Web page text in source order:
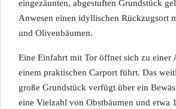
eingezäunten, abgestuften Grundstück
Anwesen einen idyllischen Rückzugsort
und Olivenbäumen.
Eine Einfahrt mit Tor öffnet sich zu einer
einem praktischen Carport führt. Das
große Grundstück verfügt über ein
eine Vielzahl von Obstbäumen und etwa